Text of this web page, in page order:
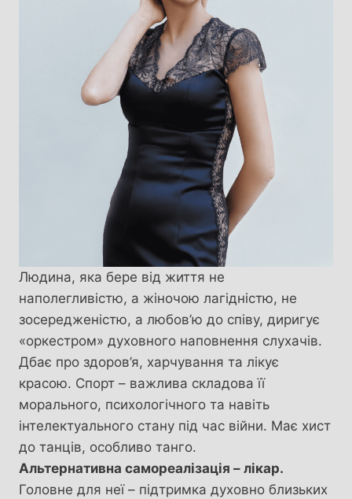
Людина, яка бере від життя не
наполегливістю, а жіночою лагідністю, не
зосередженістю, а любов’ю до співу, диригує
«оркестром» духовного наповнення слухачів.
Дбає про здоров’я, харчування та лікує
красою. Спорт – важлива складова її
морального, психологічного та навіть
інтелектуального стану під час війни. Має хист
до танців, особливо танго.
Альтернативна самореалізація – лікар.
Головне для неї – підтримка духовно близьких